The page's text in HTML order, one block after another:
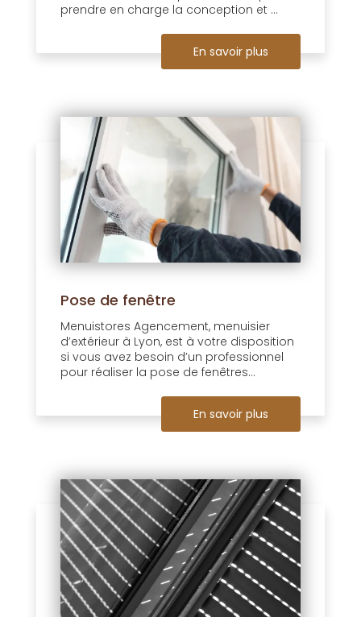
prendre en charge la conception et ...
En savoir plus
Pose de fenêtre
Menuistores Agencement, menuisier
d’extérieur à Lyon, est à votre disposition
si vous avez besoin d’un professionnel
pour réaliser la pose de fenêtres...
En savoir plus